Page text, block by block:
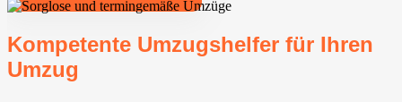
Kompetente Umzugshelfer für Ihren
Umzug